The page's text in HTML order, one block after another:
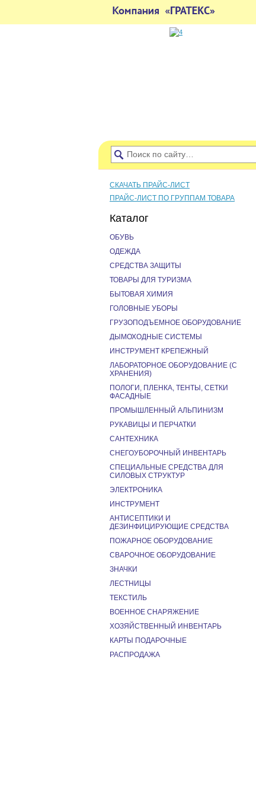
СКАЧАТЬ ПРАЙС-ЛИСТ
ПРАЙС-ЛИСТ ПО ГРУППАМ ТОВАРА
Каталог
ОБУВЬ
ОДЕЖДА
СРЕДСТВА ЗАЩИТЫ
ТОВАРЫ ДЛЯ ТУРИЗМА
БЫТОВАЯ ХИМИЯ
ГОЛОВНЫЕ УБОРЫ
ГРУЗОПОДЪЕМНОЕ ОБОРУДОВАНИЕ
ДЫМОХОДНЫЕ СИСТЕМЫ
ИНСТРУМЕНТ КРЕПЕЖНЫЙ
ЛАБОРАТОРНОЕ ОБОРУДОВАНИЕ (С
ХРАНЕНИЯ)
ПОЛОГИ, ПЛЕНКА, ТЕНТЫ, СЕТКИ
ФАСАДНЫЕ
ПРОМЫШЛЕННЫЙ АЛЬПИНИЗМ
РУКАВИЦЫ И ПЕРЧАТКИ
САНТЕХНИКА
СНЕГОУБОРОЧНЫЙ ИНВЕНТАРЬ
СПЕЦИАЛЬНЫЕ СРЕДСТВА ДЛЯ
СИЛОВЫХ СТРУКТУР
ЭЛЕКТРОНИКА
ИНСТРУМЕНТ
АНТИСЕПТИКИ И
ДЕЗИНФИЦИРУЮЩИЕ СРЕДСТВА
ПОЖАРНОЕ ОБОРУДОВАНИЕ
СВАРОЧНОЕ ОБОРУДОВАНИЕ
ЗНАЧКИ
ЛЕСТНИЦЫ
ТЕКСТИЛЬ
ВОЕННОЕ СНАРЯЖЕНИЕ
ХОЗЯЙСТВЕННЫЙ ИНВЕНТАРЬ
КАРТЫ ПОДАРОЧНЫЕ
РАСПРОДАЖА